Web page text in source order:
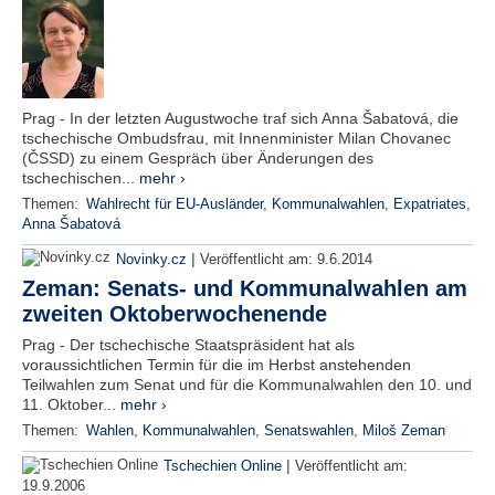
Prag - In der letzten Augustwoche traf sich Anna Šabatová, die
tschechische Ombudsfrau, mit Innenminister Milan Chovanec
(ČSSD) zu einem Gespräch über Änderungen des
tschechischen... mehr ›
Themen: Wahlrecht für EU-Ausländer, Kommunalwahlen, Expatriates,
Anna Šabatová
Novinky.cz | Veröffentlicht am: 9.6.2014
Zeman: Senats- und Kommunalwahlen am
zweiten Oktoberwochenende
Prag - Der tschechische Staatspräsident hat als
voraussichtlichen Termin für die im Herbst anstehenden
Teilwahlen zum Senat und für die Kommunalwahlen den 10. und
11. Oktober... mehr ›
Themen: Wahlen, Kommunalwahlen, Senatswahlen, Miloš Zeman
Tschechien Online | Veröffentlicht am:
19.9.2006